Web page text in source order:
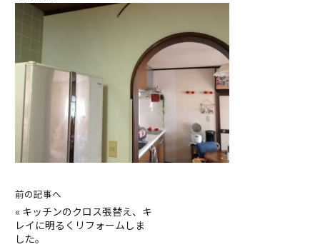
前の記事へ
« キッチンのクロス張替え、キ
レイに明るくリフォームしま
した。